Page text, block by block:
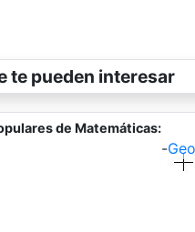
te pueden interesar
de Matemáticas:
-